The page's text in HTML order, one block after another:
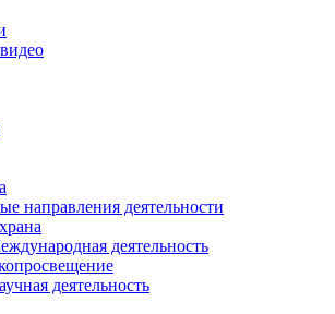
направления деятельности
деятельность
деятельность